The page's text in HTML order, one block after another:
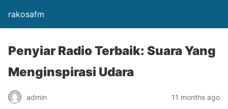
rakosafm
Penyiar Radio Terbaik: Suara Yang
Menginspirasi Udara
admin 11 months ago